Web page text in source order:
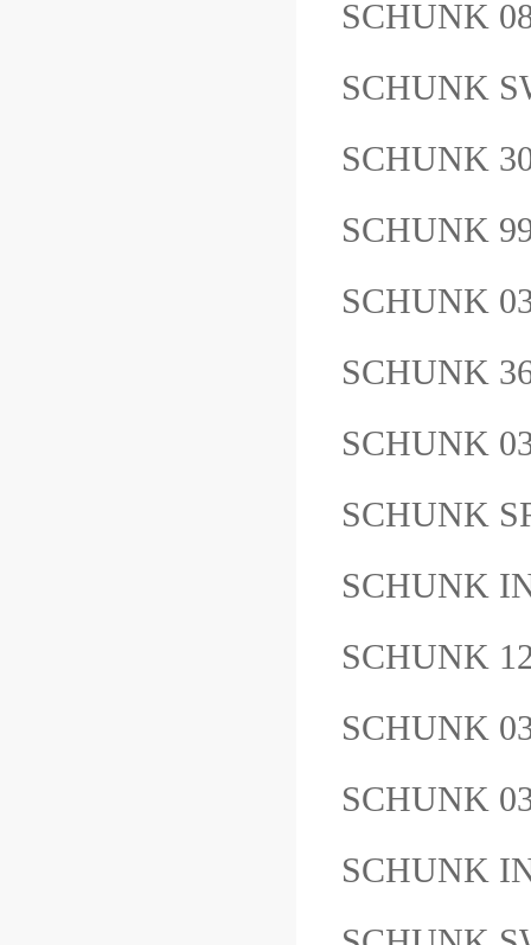
SCHUNK
SCHUNK
SCHUNK
SCHUNK
SCHUNK
SCHUNK
SCHUNK
SCHUNK
SCHUNK
SCHUNK
SCHUNK
SCHUNK
SCHUNK